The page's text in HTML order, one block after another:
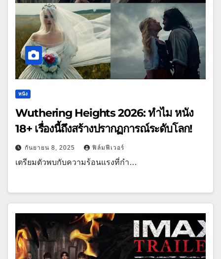
หนัง
Wuthering Heights 2026: ทำไม หนัง
18+ เรื่องนี้ถึงสร้างปรากฏการณ์ระดับโลก!
กันยายน 8, 2025 ฟิล์มฟีเวอร์
เตรียมตัวพบกับความร้อนแรงที่กำ…